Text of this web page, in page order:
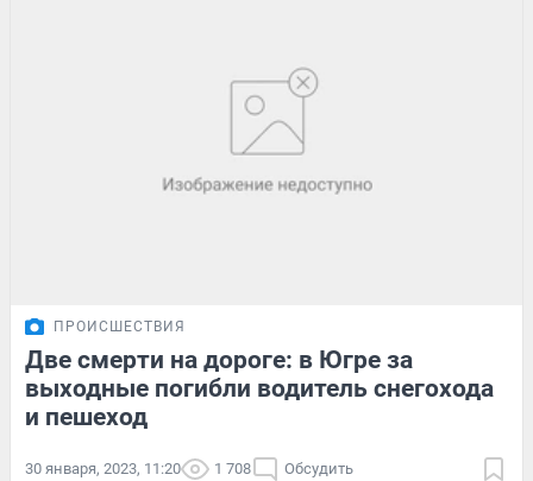
ПРОИСШЕСТВИЯ
Две смерти на дороге: в Югре за
выходные погибли водитель снегохода
и пешеход
30 января, 2023, 11:20 1 708 Обсудить